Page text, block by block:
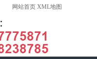
网站首页 XML地图